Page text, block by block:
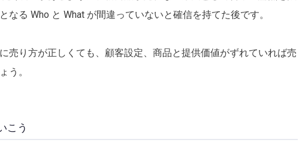
なる Who と What が間違っていないと確信を持てた後です。
売り方が正しくても、顧客設定、商品と提供価値がずれていれば売
う。
こう